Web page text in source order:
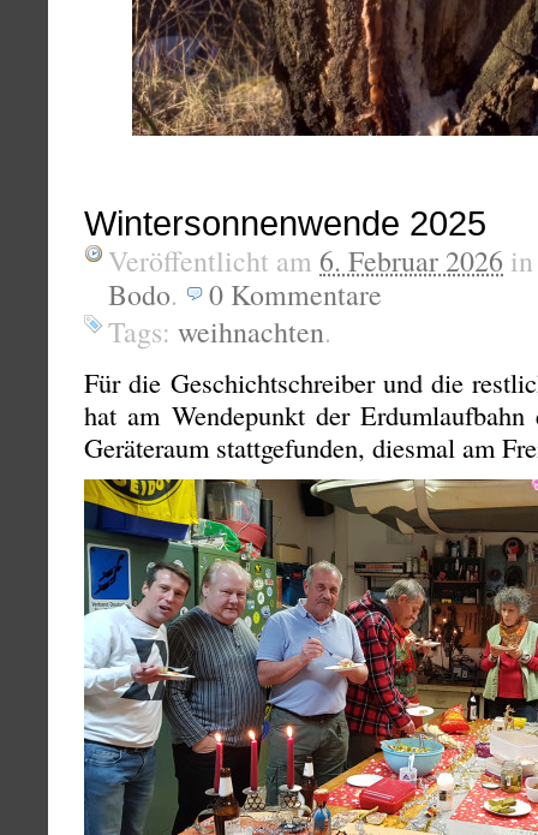
Wintersonnenwende 2025
Veröffentlicht am 6. Februar 2026
Bodo. 0 Kommentare
Tags: weihnachten.
Für die Geschichtschreiber und die
hat am Wendepunkt der
Geräteraum stattgefunden, diesmal am